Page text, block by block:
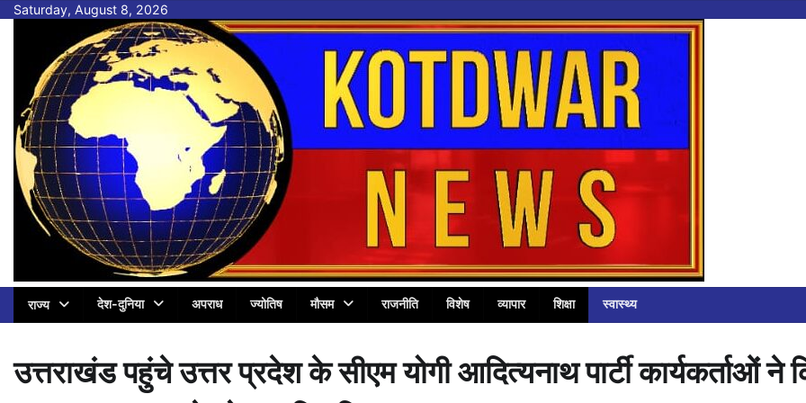
SkipSaturday, August 8, 2026
राज्य देश-दुनिया अपराध ज्योतिष मौसम राजनीति विशेष व्यापार शिक्षा स्वास्थ्य
उत्तराखंड पहुंचे उत्तर प्रदेश के सीएम योगी आदित्यनाथ पार्टी कार्यकर्ताओं ने